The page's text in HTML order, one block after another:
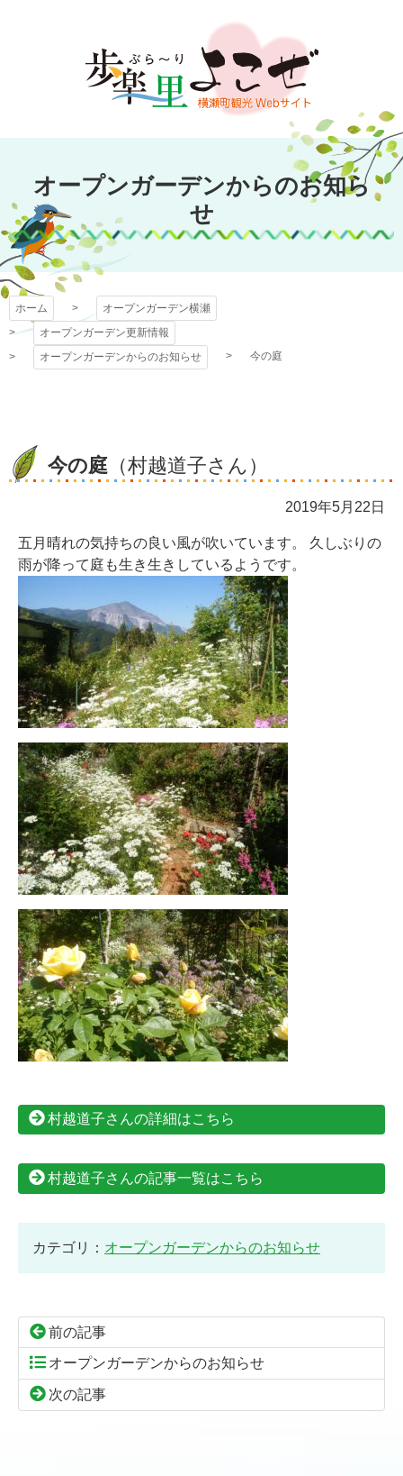
文
キ
プ
オープンガーデン
横瀬
オープンガーデンからのお知ら
せ
ホーム
オープンガーデン横瀬
オープンガーデン更新情報
オープンガーデンからのお知らせ
今の庭
今の庭 （村越道子さん）
2019年5月22日
五月晴れの気持ちの良い風が吹いています。 久しぶりの
雨が降って庭も生き生きしているようです。
村越道子さんの詳細はこちら
村越道子さんの記事一覧はこちら
カテゴリ： オープンガーデンからのお知らせ
前の記事
オープンガーデンからのお知らせ
次の記事